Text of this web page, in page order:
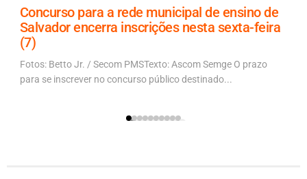
Concurso para a rede municipal de ensino de
Salvador encerra inscrições nesta sexta-feira
(7)
Fotos: Betto Jr. / Secom PMSTexto: Ascom Semge O prazo
para se inscrever no concurso público destinado...